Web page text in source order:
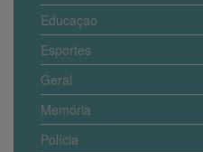
Educaçao
Esportes
Geral
Memória
Polícia